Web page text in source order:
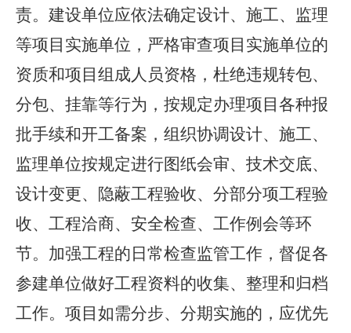
责。建设单位应依法确定设计、施工、监理
等项目实施单位，严格审查项目实施单位的
资质和项目组成人员资格，杜绝违规转包、
分包、挂靠等行为，按规定办理项目各种报
批手续和开工备案，组织协调设计、施工、
监理单位按规定进行图纸会审、技术交底、
设计变更、隐蔽工程验收、分部分项工程验
收、工程洽商、安全检查、工作例会等环
节。加强工程的日常检查监管工作，督促各
参建单位做好工程资料的收集、整理和归档
工作。项目如需分步、分期实施的，应优先